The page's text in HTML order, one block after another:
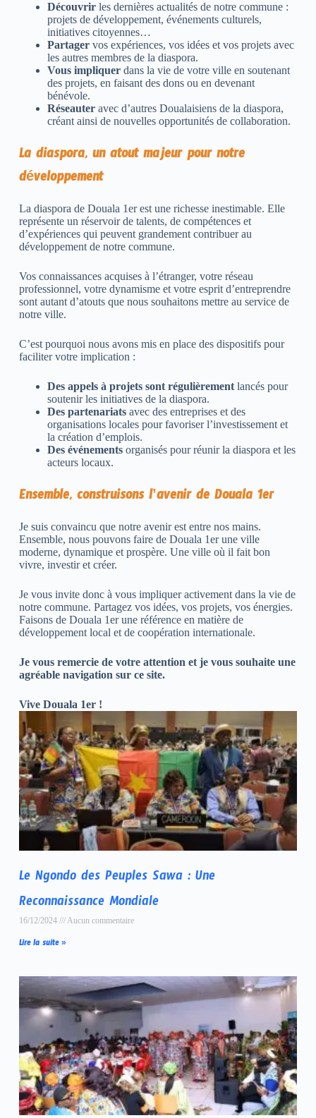
Découvrirles dernières actualités de notre commune :
projets de développement, événements culturels,
initiatives citoyennes…
Partagervos expériences, vos idées et vos projets avec
les autres membres de la diaspora.
Vous impliquerdans la vie de votre ville en soutenant
des projets, en faisant des dons ou en devenant
bénévole.
Réseauteravec d’autres Doualaisiens de la diaspora,
créant ainsi de nouvelles opportunités de collaboration.
La diaspora, un atout majeur pour notre
développement
La diaspora de Douala 1er est une richesse inestimable. Elle
représente un réservoir de talents, de compétences et
d’expériences qui peuvent grandement contribuer au
développement de notre commune.
Vos connaissances acquises à l’étranger, votre réseau
professionnel, votre dynamisme et votre esprit d’entreprendre
sont autant d’atouts que nous souhaitons mettre au service de
notre ville.
C’est pourquoi nous avons mis en place des dispositifs pour
faciliter votre implication :
Des appels à projets sont régulièrementlancés pour
soutenir les initiatives de la diaspora.
Des partenariatsavec des entreprises et des
organisations locales pour favoriser l’investissement et
la création d’emplois.
Des événementsorganisés pour réunir la diaspora et les
acteurs locaux.
Ensemble, construisons l’avenir de Douala 1er
Je suis convaincu que notre avenir est entre nos mains.
Ensemble, nous pouvons faire de Douala 1er une ville
moderne, dynamique et prospère. Une ville où il fait bon
vivre, investir et créer.
Je vous invite donc à vous impliquer activement dans la vie de
notre commune. Partagez vos idées, vos projets, vos énergies.
Faisons de Douala 1er une référence en matière de
développement local et de coopération internationale.
Je vous remercie de votre attention et je vous souhaite une
agréable navigation sur ce site.
Vive Douala 1er !
Le Ngondo des Peuples Sawa : Une
Reconnaissance Mondiale
16/12/2024 Aucun commentaire
Lire la suite »